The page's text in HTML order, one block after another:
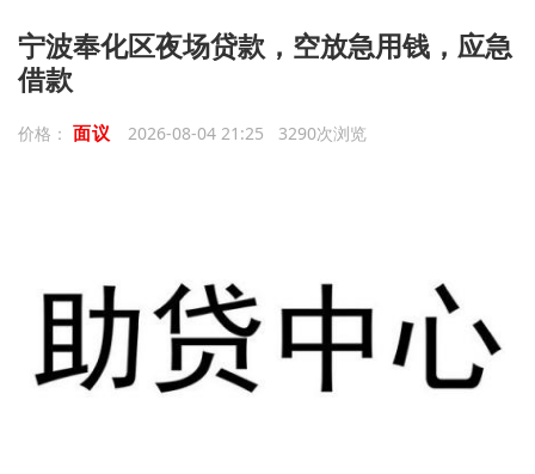
宁波奉化区夜场贷款，空放急用钱，应急
借款
价格： 面议 2026-08-04 21:25 3290次浏览